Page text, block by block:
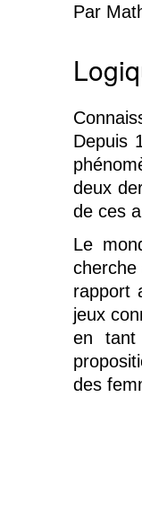
Par
Depuis
deux
de ces
Le
rapport
jeux
en tant
des